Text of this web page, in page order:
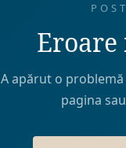
Eroare
A apărut o
pagina